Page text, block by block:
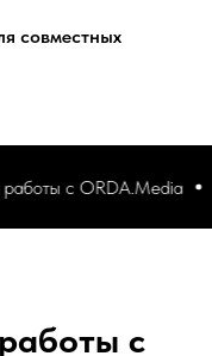
совместных
с ORDA.Media
с